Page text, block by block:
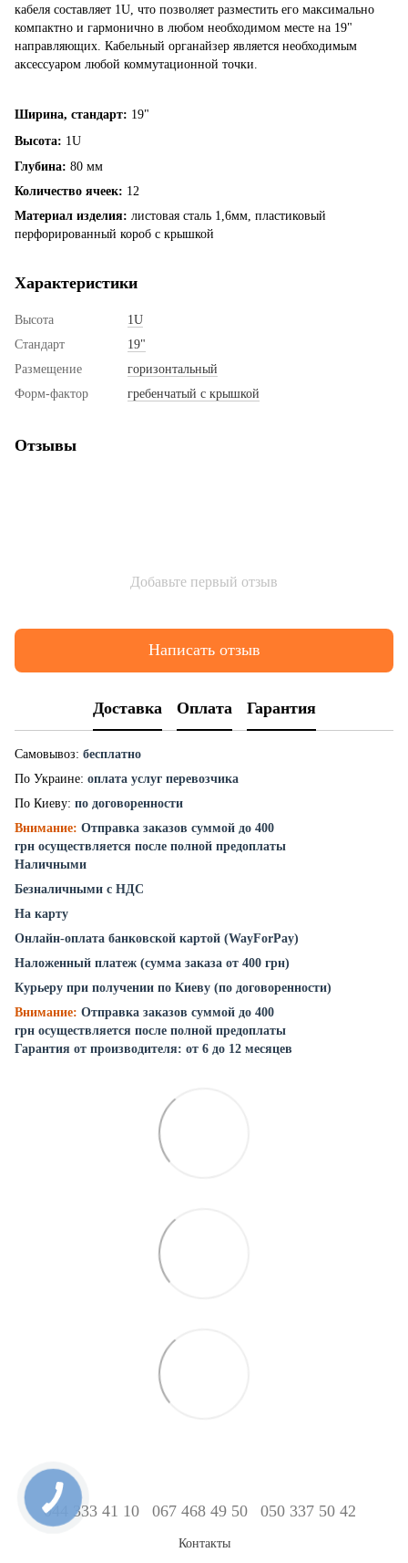
кабеля составляет 1U, что позволяет разместить его максимально
компактно и гармонично в любом необходимом месте на 19"
направляющих. Кабельный органайзер является необходимым
аксессуаром любой коммутационной точки.
Ширина, стандарт: 19"
Высота: 1U
Глубина: 80 мм
Количество ячеек: 12
Материал изделия: листовая сталь 1,6мм, пластиковый
перфорированный короб с крышкой
Характеристики
Высота
1U
Стандарт
19"
Размещение
горизонтальный
Форм-фактор
гребенчатый с крышкой
Отзывы
Добавьте первый отзыв
Написать отзыв
Доставка Оплата Гарантия
Самовывоз: бесплатно
По Украине: оплата услуг перевозчика
По Киеву: по договоренности
Внимание: Отправка заказов суммой до 400
грн осуществляется после полной предоплаты
Наличными
Безналичными с НДС
На карту
Онлайн-оплата банковской картой (WayForPay)
Наложенный платеж (сумма заказа от 400 грн)
Курьеру при получении по Киеву (по договоренности)
Внимание: Отправка заказов суммой до 400
грн осуществляется после полной предоплаты
Гарантия от производителя: от 6 до 12 месяцев
044 333 41 10 067 468 49 50 050 337 50 42
Контакты